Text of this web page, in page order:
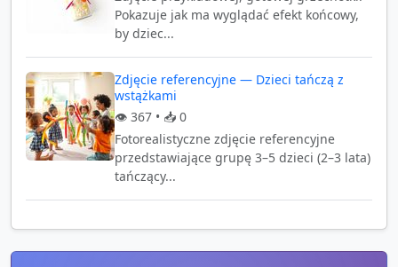
Pokazuje jak ma wyglądać efekt końcowy,
by dziec...
Zdjęcie referencyjne — Dzieci tańczą z
wstążkami
👁️ 367 • 📥 0
Fotorealistyczne zdjęcie referencyjne
przedstawiające grupę 3–5 dzieci (2–3 lata)
tańczący...